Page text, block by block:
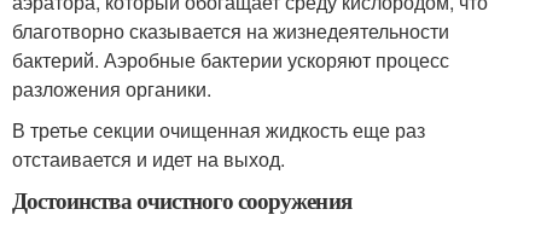
благотворно сказывается на жизнедеятельности
бактерий. Аэробные бактерии ускоряют процесс
разложения органики.
В третье секции очищенная жидкость еще раз
отстаивается и идет на выход.
Достоинства очистного сооружения